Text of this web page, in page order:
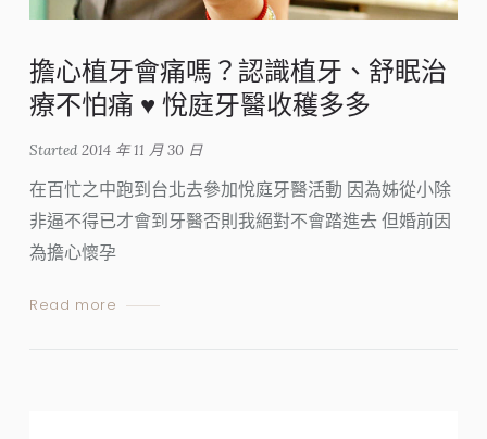
擔心植牙會痛嗎？認識植牙、舒眠治
療不怕痛 ♥ 悅庭牙醫收穫多多
Started2014 年 11 月 30 日
在百忙之中跑到台北去參加悅庭牙醫活動 因為姊從小除
非逼不得已才會到牙醫否則我絕對不會踏進去 但婚前因
為擔心懷孕
Read more